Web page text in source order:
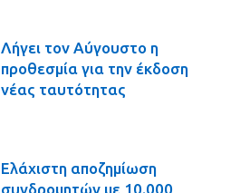
Λήγει τον Αύγουστο η
προθεσμία για την έκδοση
νέας ταυτότητας
Ελάχιστη αποζημίωση
συνδρομητών με 10.000